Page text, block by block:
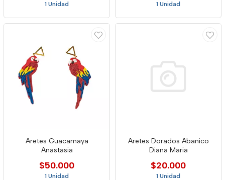
1 Unidad 1 Unidad
Aretes Guacamaya
Anastasia
$50.000
1 Unidad
Aretes Dorados Abanico
Diana Maria
$20.000
1 Unidad